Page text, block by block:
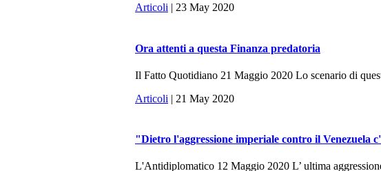
Articoli | 23 May 2020
Ora attenti a questa Finanza predatoria
Il Fatto Quotidiano 21 Maggio 2020 Lo scenario di
Articoli | 21 May 2020
"Dietro l'aggressione imperiale contro il Venezuela
L'Antidiplomatico 12 Maggio 2020 L’ ultima